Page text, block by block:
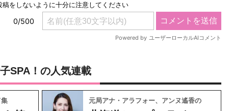
SPA！の人気連載
元局アナ・アラフォー、アンヌ遙香の